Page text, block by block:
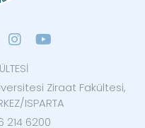
Ziraat Fakültesi,
ISPARTA
214 6200